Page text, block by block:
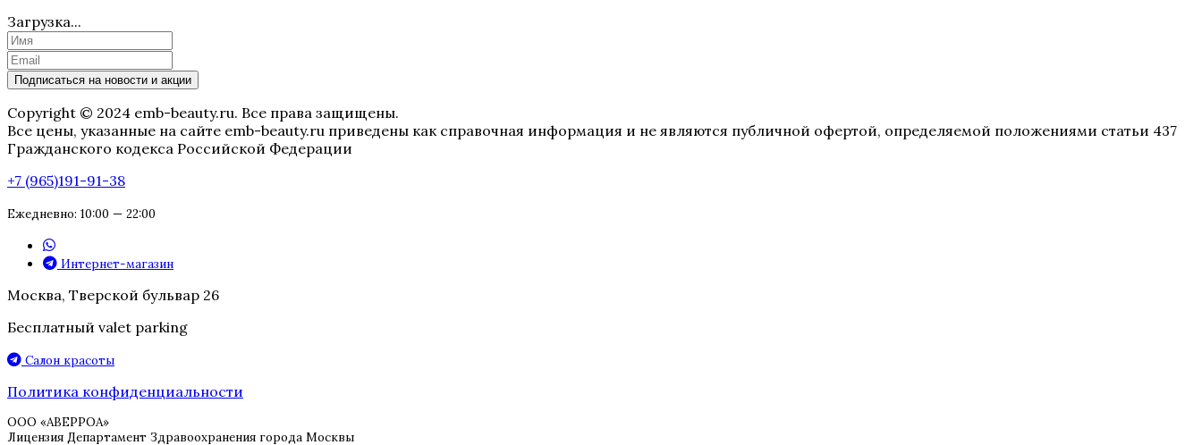
Загрузка...
Подписаться на новости и акции
Copyright © 2024 emb-beauty.ru. Все права защищены.
Все цены, указанные на сайте emb-beauty.ru приведены как справочная информация и не являются публичной офертой, определяемой положениями статьи 437
Гражданского кодекса Российской Федерации
+7 (965)191-91-38
Ежедневно: 10:00 — 22:00
Интернет-магазин
Москва, Тверской бульвар 26
Бесплатный valet parking
Салон красоты
Политика конфиденциальности
ООО «АВЕРРОА»
Лицензия Департамент Здравоохранения города Москвы